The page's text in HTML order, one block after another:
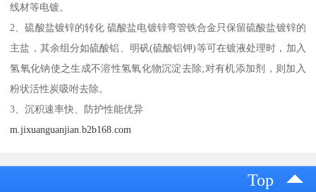
线材等电镀。
2、硫酸盐镀锌的转化 硫酸盐电镀锌弯管铁合金只保留硫酸盐镀锌的
主盐，其余组分如硫酸铝、明矾(硫酸铝钾)等可在镀液处理时，加入
氢氧化钠使之生成不溶性氢氧化物沉淀去除;对有机添加剂，则加入
粉状活性炭吸咐去除。
3、沉积速率快、防护性能优异
m.jixuanguanjian.b2b168.com
Top